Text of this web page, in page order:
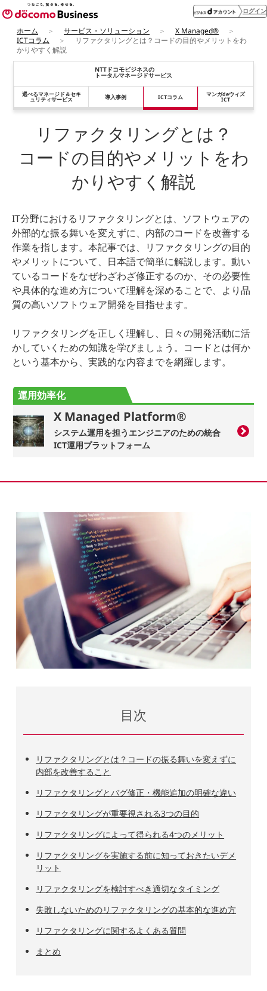
ログイン
ホーム サービス・ソリューション
X Managed®
ICTコラム
リファクタリングとは？コードの目的やメリットをわ
かりやすく解説
NTTドコモビジネスの
トータルマネージドサービス
選べるマネージド＆セキ
ュリティサービス 導入事例 ICTコラム マンガdeウィズ
ICT
リファクタリングとは？
コードの目的やメリットをわ
かりやすく解説
IT分野におけるリファクタリングとは、ソフトウェアの
外部的な振る舞いを変えずに、内部のコードを改善する
作業を指します。本記事では、リファクタリングの目的
やメリットについて、日本語で簡単に解説します。動い
ているコードをなぜわざわざ修正するのか、その必要性
や具体的な進め方について理解を深めることで、より品
質の高いソフトウェア開発を目指せます。
リファクタリングを正しく理解し、日々の開発活動に活
かしていくための知識を学びましょう。コードとは何か
という基本から、実践的な内容までを網羅します。
運用効率化
X Managed Platform®
システム運用を担うエンジニアのための統合
ICT運用プラットフォーム
目次
リファクタリングとは？コードの振る舞いを変えずに
内部を改善すること
リファクタリングとバグ修正・機能追加の明確な違い
リファクタリングが重要視される3つの目的
リファクタリングによって得られる4つのメリット
リファクタリングを実施する前に知っておきたいデメ
リット
リファクタリングを検討すべき適切なタイミング
失敗しないためのリファクタリングの基本的な進め方
リファクタリングに関するよくある質問
まとめ